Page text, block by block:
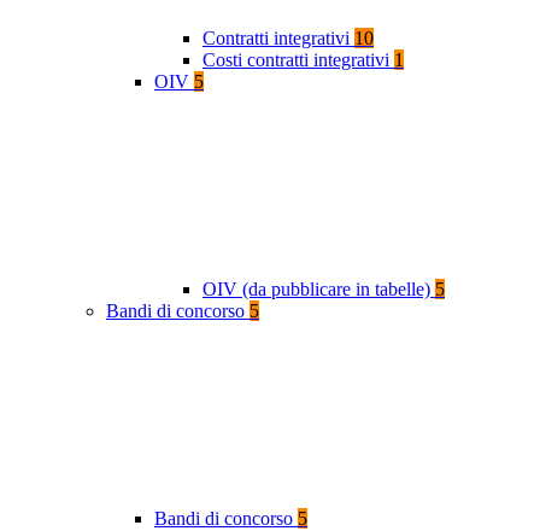
Contratti integrativi 10
Costi contratti integrativi 1
OIV 5
OIV (da pubblicare in tabelle) 5
Bandi di concorso 5
Bandi di concorso 5